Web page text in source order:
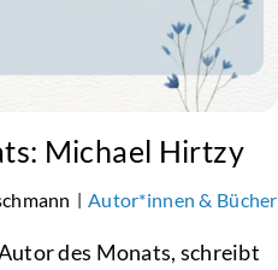
Michael Hirtzy
Autor*innen & Bücher
des Monats, schreibt